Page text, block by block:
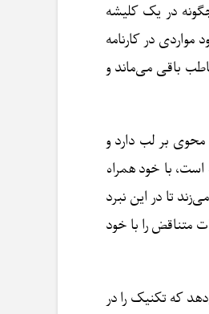
در یک کلیشه
در کارنامه
باقی می‌ماند و
محوی بر لب دارد و
با خود همراه
تا در این نبرد
متناقض را با خود
که تکنیک را در